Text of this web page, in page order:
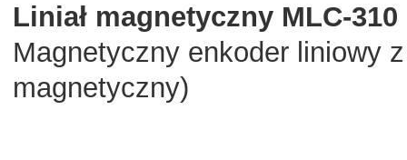
Liniał magnetyczny MLC-
Magnetyczny enkoder liniowy
magnetyczny)